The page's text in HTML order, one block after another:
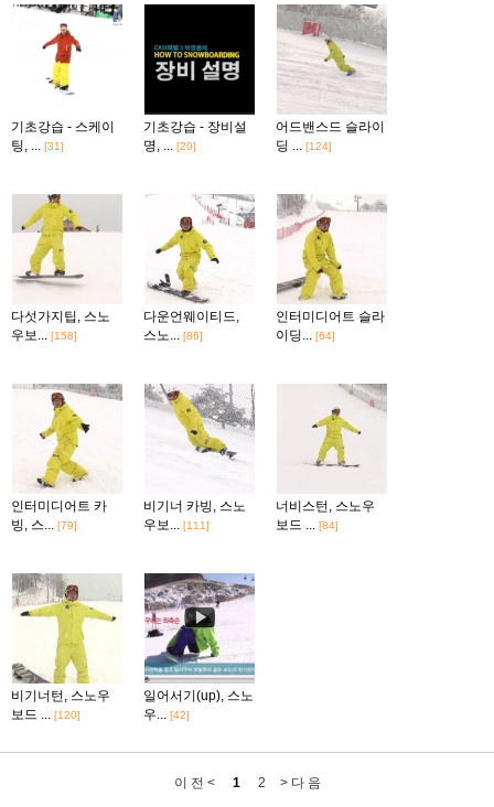
기초강습 - 스케이
팅, ... [31]
기초강습 - 장비설
명, ... [20]
어드밴스드 슬라이
딩 ... [124]
다섯가지팁, 스노
우보... [158]
다운언웨이티드,
스노... [86]
인터미디어트 슬라
이딩... [64]
인터미디어트 카
빙, 스... [79]
비기너 카빙, 스노
우보... [111]
너비스턴, 스노우
보드 ... [84]
비기너턴, 스노우
보드 ... [120]
일어서기(up), 스노
우... [42]
이 전 < 1 2 > 다 음